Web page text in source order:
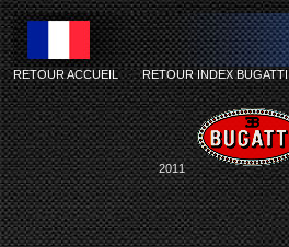
RETOUR ACCUEIL-RETOUR INDEX BUGATTI
2011